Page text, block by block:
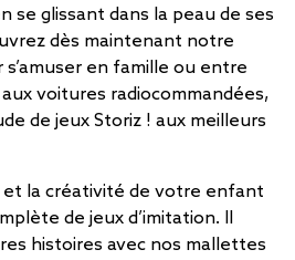
se glissant dans la peau de ses
dès maintenant notre
en famille ou entre
voitures radiocommandées,
de jeux Storiz ! aux meilleurs
et la créativité de votre enfant
de jeux d’imitation. Il
histoires avec nos mallettes